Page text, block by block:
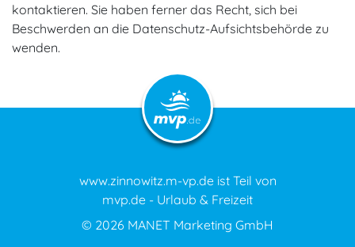
kontaktieren. Sie haben ferner das Recht, sich bei
Beschwerden an die Datenschutz-Aufsichtsbehörde zu
wenden.
www.zinnowitz.m-vp.de ist Teil von
mvp.de - Urlaub & Freizeit
© 2026 MANET Marketing GmbH